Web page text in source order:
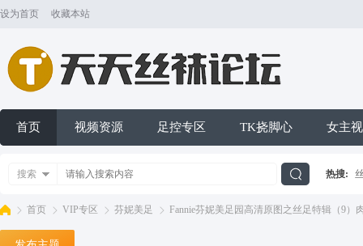
设为首页 收藏本站
首页 视频资源 足控专区 TK挠脚心 女主
搜索 热搜:
首页 VIP专区 芬妮美足 Fannie芬妮美足园高清原图之丝足特辑（9）